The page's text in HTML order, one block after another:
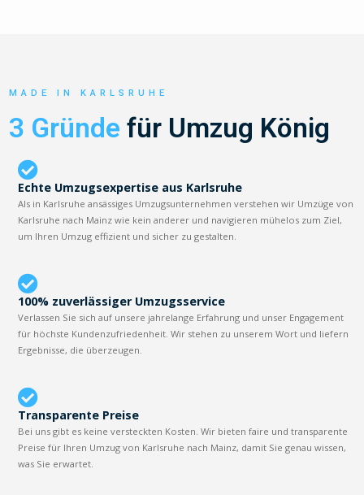
MADE IN KARLSRUHE
3 Gründe für Umzug König
Echte Umzugsexpertise aus Karlsruhe
Als in Karlsruhe ansässiges Umzugsunternehmen verstehen wir Umzüge von
Karlsruhe nach Mainz wie kein anderer und navigieren mühelos zum Ziel,
um Ihren Umzug effizient und sicher zu gestalten.
100% zuverlässiger Umzugsservice
Verlassen Sie sich auf unsere jahrelange Erfahrung und unser Engagement
für höchste Kundenzufriedenheit. Wir stehen zu unserem Wort und liefern
Ergebnisse, die überzeugen.
Transparente Preise
Bei uns gibt es keine versteckten Kosten. Wir bieten faire und transparente
Preise für Ihren Umzug von Karlsruhe nach Mainz, damit Sie genau wissen,
was Sie erwartet.